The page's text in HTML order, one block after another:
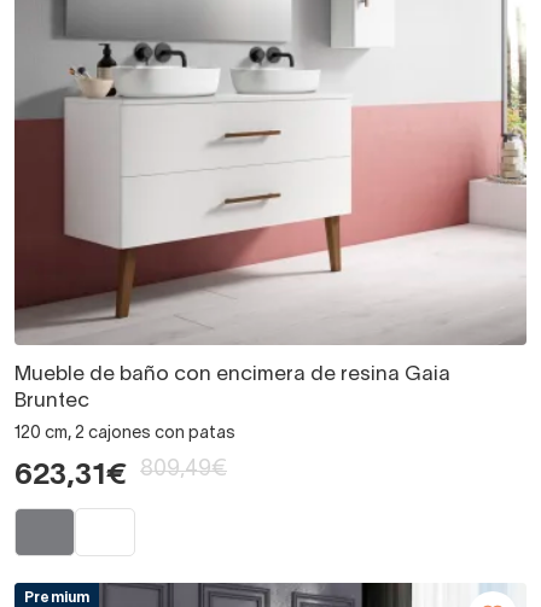
Mueble de baño con encimera de resina Gaia
Bruntec
120 cm, 2 cajones con patas
623,31€ 809,49€
Premium